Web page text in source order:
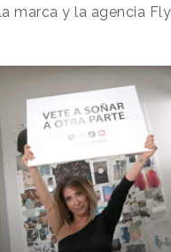
marca y la agencia